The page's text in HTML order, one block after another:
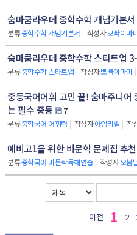
숨마쿰라우데 중학수학 개념기본
분류중학수학 개념기본서 | 작성자뽀빠이마
숨마쿰라우데 중학수학 스타트업
분류중학수학 스타트업 | 작성자뽀빠이마미 |
중등국어어휘 고민 끝! 숨마주니어
는 필수 중등
7
분류중학국어 어휘력 | 작성자아임리얼 | 작
예비고1을 위한 비문학 문제집 추
분류중학국어 비문학독해연습 | 작성자오봄
이전 1 2